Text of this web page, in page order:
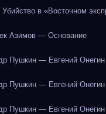
в «Восточном
Азимов — Основание
Пушкин — Евгений Онегин
Пушкин — Евгений Онегин
Пушкин — Евгений Онегин